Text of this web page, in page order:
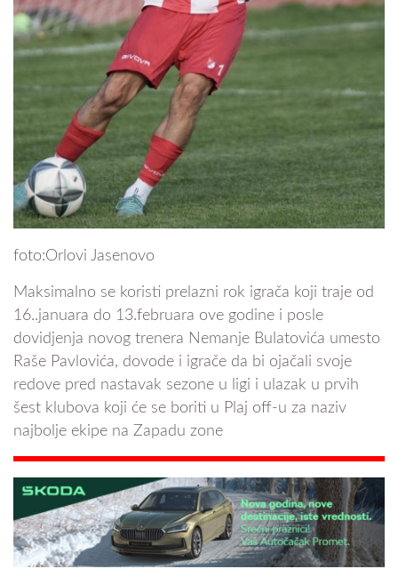
foto:Orlovi Jasenovo
Maksimalno se koristi prelazni rok igrača koji traje od
16..januara do 13.februara ove godine i posle
dovidjenja novog trenera Nemanje Bulatovića umesto
Raše Pavlovića, dovode i igrače da bi ojačali svoje
redove pred nastavak sezone u ligi i ulazak u prvih
šest klubova koji će se boriti u Plaj off-u za naziv
najbolje ekipe na Zapadu zone